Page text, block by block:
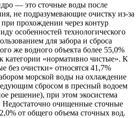
— это сточные воды после
не подразумевающие очистку из-за
при прохождении через контур
особенностей технологического
для забора и сброса
же водного объекта более 55,0%
категории «нормативно чистые». К
без очистки» относятся 41,7%
морской воды на охлаждение
сбросом в пресный водоем
решение), при этом экосистема
Недостаточно очищенные сточные
от общего объема сточных вод.